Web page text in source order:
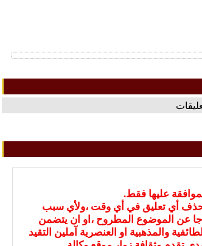
عليها فقط.
حذف أي تعليق في أي وقت ،ولأي سبب
عن الموضوع المطروح ،او ان يتضمن
والمذهبية او العنصرية آملين التقيد